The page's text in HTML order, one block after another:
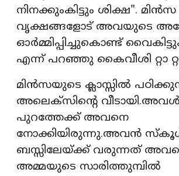
നിനക്കുംകിട്ടും ശിക്ഷ". മിൻസ
വൃക്ഷങ്ങളോട് അവയുടെ
ഓർമ്മിപ്പിച്ചുകൊണ്ട്
എന്ന് പറഞ്ഞു കൈവീശി റ്റാ
മിൻസയുടെ ക്ലാസ്സിൽ
അലെക്സിന്റെ വീടായി.അവൾ
പുറത്തേക്ക് അവനെ
നോക്കിയിരുന്നു.അവൻ
ബസ്സിലേയ്ക്ക് വരുന്നത്
അമ്മയുടെ സാരിത്തുമ്പിൽ